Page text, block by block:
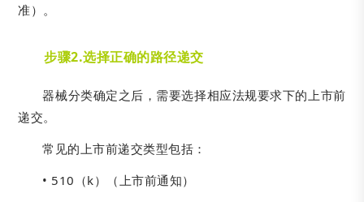
准）。
步骤2.选择正确的路径递交
器械分类确定之后，需要选择相应法规要求下的上市前
递交。
常见的上市前递交类型包括：
• 510（k）（上市前通知）